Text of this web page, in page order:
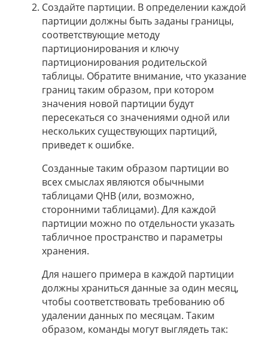
Создайте партиции. В определении каждой
партиции должны быть заданы границы,
соответствующие методу
партиционирования и ключу
партиционирования родительской
таблицы. Обратите внимание, что указание
границ таким образом, при котором
значения новой партиции будут
пересекаться со значениями одной или
нескольких существующих партиций,
приведет к ошибке.
Созданные таким образом партиции во
всех смыслах являются обычными
таблицами QHB (или, возможно,
сторонними таблицами). Для каждой
партиции можно по отдельности указать
табличное пространство и параметры
хранения.
Для нашего примера в каждой партиции
должны храниться данные за один месяц,
чтобы соответствовать требованию об
удалении данных по месяцам. Таким
образом, команды могут выглядеть так: